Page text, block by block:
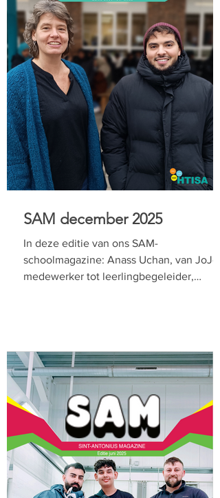
SAM december 2025
In deze editie van ons SAM-
schoolmagazine: Anass Uchan, van JoJo-
medewerker tot leerlingbegeleider,
https://online.fliphtml5.com/
t/SAM-DECEMBER-2025/#p=1